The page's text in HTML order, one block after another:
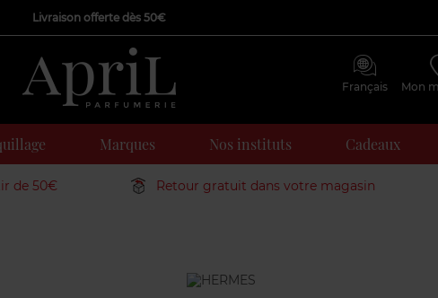
Livraison offerte dès 50€
Français Mon
Marques Nos instituts Cadeaux
de 50€ Retour gratuit dans votre magasin
Marque